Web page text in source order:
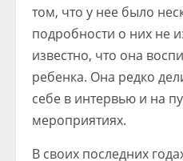
том, что у нее было
подробности о них не
известно, что она
ребенка. Она редко
себе в интервью и на
мероприятиях.
В своих последних